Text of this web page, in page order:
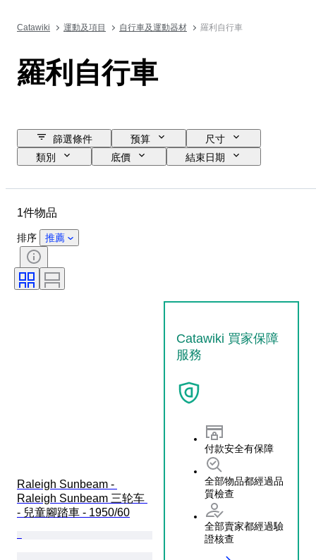
Catawiki 運動及項目 自行車及運動器材 羅利自行車
羅利自行車
篩選條件 预算
尺寸
類別
底價
結束日期
1件物品
排序 推薦
Raleigh Sunbeam -
Raleigh Sunbeam 三轮车
- 兒童腳踏車 - 1950/60
Catawiki 買家保障
服務
付款安全有保障
全部物品都經過品
質檢查
全部賣家都經過驗
證核查